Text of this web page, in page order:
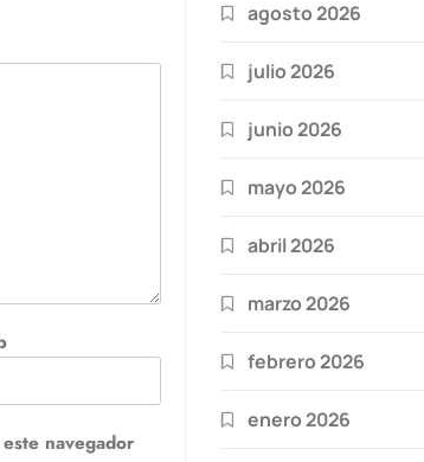
navegador
agosto 2026
julio 2026
junio 2026
mayo 2026
abril 2026
marzo 2026
febrero 2026
enero 2026